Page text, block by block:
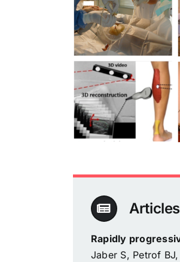
Rapidly
Jaber S, Petrof